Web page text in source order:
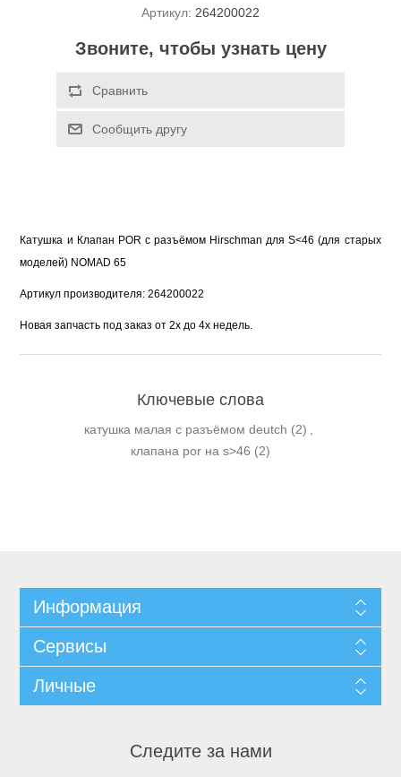
Артикул: 264200022
Звоните, чтобы узнать цену
Катушка и Клапан POR с разъёмом Hirschman для S<46 (для старых
моделей) NOMAD 65
Артикул производителя: 264200022
Новая запчасть под заказ от 2х до 4х недель.
Ключевые слова
катушка малая с разъёмом deutch (2) ,
клапана por на s>46 (2)
Информация
Сервисы
Личные
Следите за нами